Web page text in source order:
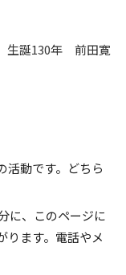
生誕130年 前田寛
活動です。どちら
に、このページに
ります。電話やメ